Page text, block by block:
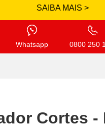
SAIBA MAIS >
Whatsapp 0800 250
Cortes -